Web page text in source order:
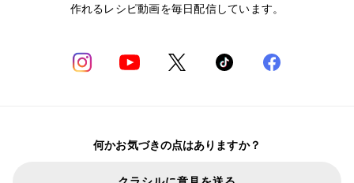
作れるレシピ動画を毎日配信しています。
何かお気づきの点はありますか？